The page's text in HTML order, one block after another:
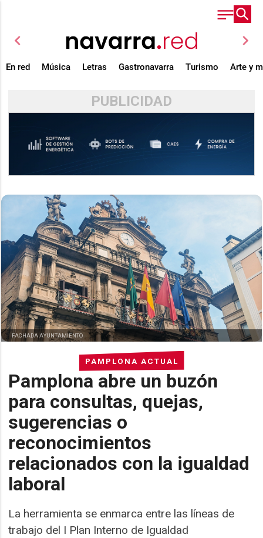
chevron_left chevron_right
En red Música Letras Gastronavarra Turismo Arte y
PUBLICIDAD
PAMPLONA ACTUAL
Pamplona abre un buzón
para consultas, quejas,
sugerencias o
reconocimientos
relacionados con la igualdad
laboral
La herramienta se enmarca entre las líneas de
trabajo del I Plan Interno de Igualdad
FACHADA AYUNTAMIENTO